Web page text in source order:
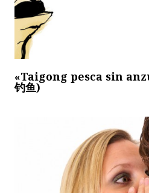
«Taigong pesca sin
钓鱼)